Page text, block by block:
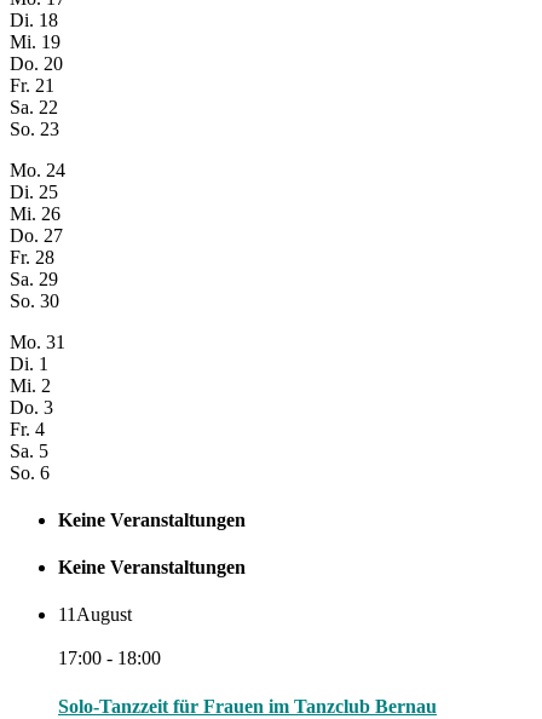
Di. 18
Mi. 19
Do. 20
Fr. 21
Sa. 22
So. 23
Mo. 24
Di. 25
Mi. 26
Do. 27
Fr. 28
Sa. 29
So. 30
Mo. 31
Di. 1
Mi. 2
Do. 3
Fr. 4
Sa. 5
So. 6
Keine Veranstaltungen
Keine Veranstaltungen
11August
17:00 - 18:00
Solo-Tanzzeit für Frauen im Tanzclub Bernau